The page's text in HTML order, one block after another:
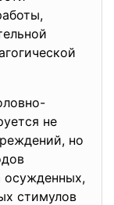
не
но
осужденных,
стимулов